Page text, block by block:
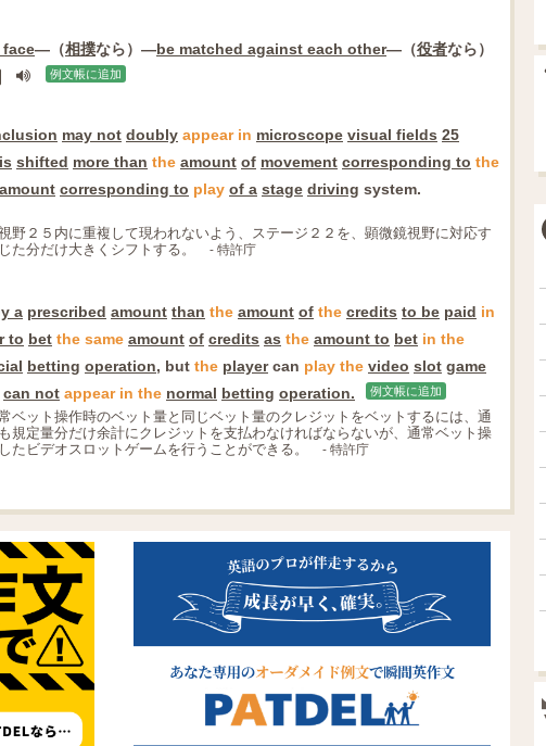
face―（相撲なら）―be matched against each other―（役者なら）
例文帳に追加
may not doubly appear in microscope visual fields 25
is shifted more than the amount of movement corresponding to the
amount corresponding to play of a stage driving system.
野２５内に重複して現われないよう、ステージ２２を、顕微鏡視野に対応す
分だけ大きくシフトする。
- 特許庁
a prescribed amount than the amount of the credits to be paid in
to bet the same amount of credits as the amount to bet in the
betting operation, but the playercan play the video slot game
can not appear in the normal betting operation. 例文帳に追加
ベット操作時のベット量と同じベット量のクレジットをベットするには、通
規定量分だけ余計にクレジットを支払わなければならないが、通常ベット操
ビデオスロットゲームを行うことができる。
- 特許庁